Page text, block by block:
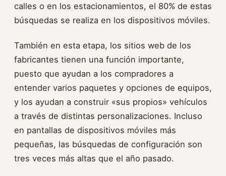
calles o en los estacionamientos, el 80% de estas
búsquedas se realiza en los dispositivos móviles.
También en esta etapa, los sitios web de los
fabricantes tienen una función importante,
puesto que ayudan a los compradores a
entender varios paquetes y opciones de equipos,
y los ayudan a construir «sus propios» vehículos
a través de distintas personalizaciones. Incluso
en pantallas de dispositivos móviles más
pequeñas, las búsquedas de configuración son
tres veces más altas que el año pasado.